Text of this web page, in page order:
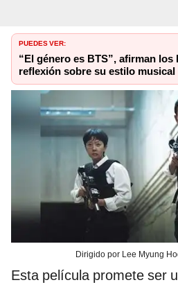
PUEDES VER:
“El género es BTS”, afirman
reflexión sobre su estilo musical
Dirigido por Lee Myung
Esta película promete ser